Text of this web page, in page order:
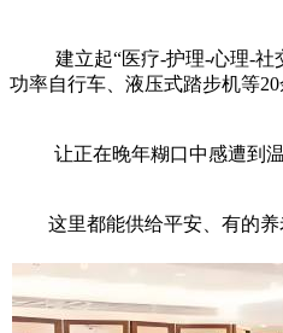
建立起“医疗-护理-心理-社交
功率自行车、液压式踏步机等
让正在晚年糊口中感遭到温
这里都能供给平安、有的养老